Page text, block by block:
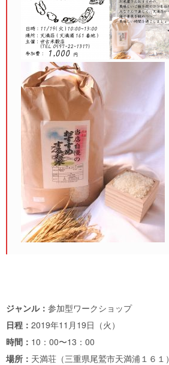
ジャンル： 参加型ワークショップ
日程： 2019年11月19日（火）
時間： 10：00〜13：00
場所： 天満荘（三重県尾鷲市天満浦１６１）